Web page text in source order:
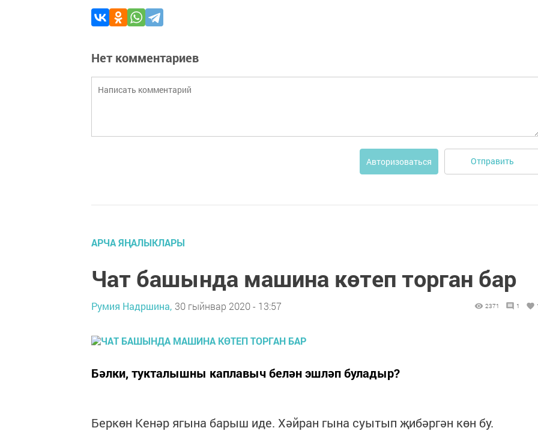
Нет комментариев
Авторизоваться Отправить
АРЧА ЯҢАЛЫКЛАРЫ
Чат башында машина көтеп торган бар
Румия Надршина, 30 гыйнвар 2020 - 13:57 2371 1
Бәлки, тукталышны каплавыч белән эшләп буладыр?
Беркөн Кенәр ягына барыш иде. Хәйран гына суытып җибәргән көн бу.